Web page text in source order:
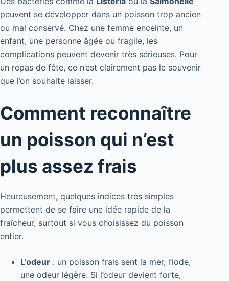
peuvent se développer dans un poisson trop ancien
ou mal conservé. Chez une femme enceinte, un
enfant, une personne âgée ou fragile, les
complications peuvent devenir très sérieuses. Pour
un repas de fête, ce n’est clairement pas le souvenir
que l’on souhaite laisser.
Comment reconnaître
un poisson qui n’est
plus assez frais
Heureusement, quelques indices très simples
permettent de se faire une idée rapide de la
fraîcheur, surtout si vous choisissez du poisson
entier.
L’odeur : un poisson frais sent la mer, l’iode,
une odeur légère. Si l’odeur devient forte,